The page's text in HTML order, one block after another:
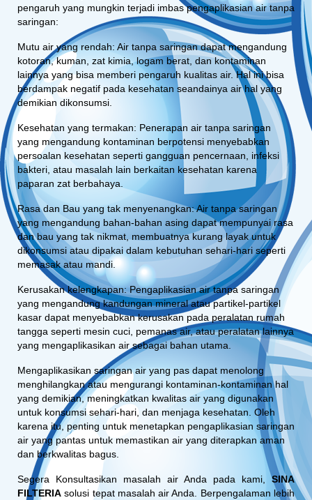
pengaruh yang mungkin terjadi imbas pengaplikasian air tanpa
saringan:
Mutu air yang rendah: Air tanpa saringan dapat mengandung
kotoran, kuman, zat kimia, logam berat, dan kontaminan
lainnya yang bisa memberi pengaruh kualitas air. Hal ini bisa
berdampak negatif pada kesehatan seandainya air hal yang
demikian dikonsumsi.
Kesehatan yang termakan: Penerapan air tanpa saringan
yang mengandung kontaminan berpotensi menyebabkan
persoalan kesehatan seperti gangguan pencernaan, infeksi
bakteri, atau masalah lain berkaitan kesehatan karena
paparan zat berbahaya.
Rasa dan Bau yang tak menyenangkan: Air tanpa saringan
yang mengandung bahan-bahan asing dapat mempunyai rasa
dan bau yang tak nikmat, membuatnya kurang layak untuk
dikonsumsi atau dipakai dalam kebutuhan sehari-hari seperti
memasak atau mandi.
Kerusakan kelengkapan: Pengaplikasian air tanpa saringan
yang mengandung kandungan mineral atau partikel-partikel
kasar dapat menyebabkan kerusakan pada peralatan rumah
tangga seperti mesin cuci, pemanas air, atau peralatan lainnya
yang mengaplikasikan air sebagai bahan utama.
Mengaplikasikan saringan air yang pas dapat menolong
menghilangkan atau mengurangi kontaminan-kontaminan hal
yang demikian, meningkatkan kwalitas air yang digunakan
untuk konsumsi sehari-hari, dan menjaga kesehatan. Oleh
karena itu, penting untuk menetapkan pengaplikasian saringan
air yang pantas untuk memastikan air yang diterapkan aman
dan berkwalitas bagus.
Segera Konsultasikan masalah air Anda pada kami,SINA
FILTERIA solusi tepat masalah air Anda. Berpengalaman lebih